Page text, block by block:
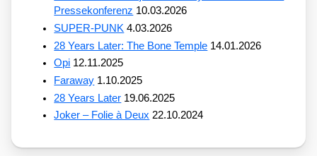
Pressekonferenz 10.03.2026
SUPER-PUNK 4.03.2026
28 Years Later: The Bone Temple 14.01.2026
Opi 12.11.2025
Faraway 1.10.2025
28 Years Later 19.06.2025
Joker – Folie à Deux 22.10.2024